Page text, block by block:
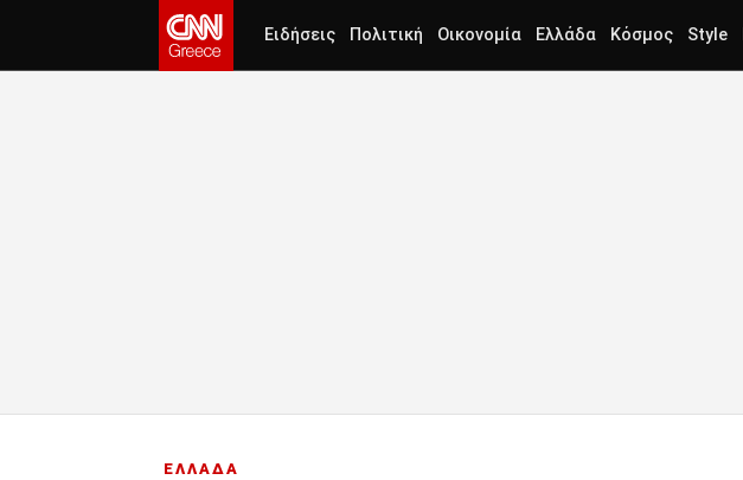
Ειδήσεις Πολιτική Οικονομία Ελλάδα Κόσμος Style
ΕΛΛΑΔΑ